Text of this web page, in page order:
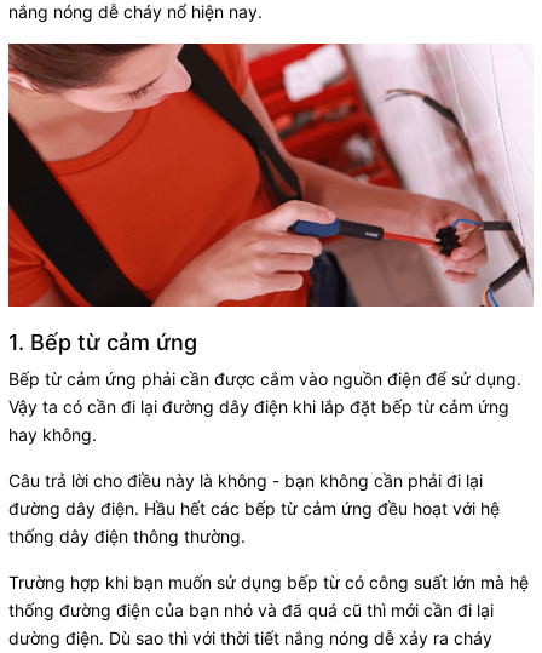
nắng nóng dễ cháy nổ hiện nay.
1. Bếp từ cảm ứng
Bếp từ cảm ứng phải cần được cắm vào nguồn điện để sử dụng.
Vậy ta có cần đi lại đường dây điện khi lắp đặt bếp từ cảm ứng
hay không.
Câu trả lời cho điều này là không - bạn không cần phải đi lại
đường dây điện. Hầu hết các bếp từ cảm ứng đều hoạt với hệ
thống dây điện thông thường.
Trường hợp khi bạn muốn sử dụng bếp từ có công suất lớn mà hệ
thống đường điện của bạn nhỏ và đã quá cũ thì mới cần đi lại
dường điện. Dù sao thì với thời tiết nắng nóng dễ xảy ra cháy